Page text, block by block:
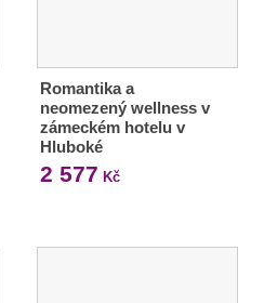
Romantika a
neomezený wellness v
zámeckém hotelu v
Hluboké
2 577 Kč